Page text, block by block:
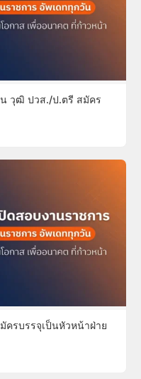
วุฒิ ปวส./ป.ตรี สมัคร
ครบรรจุเป็นหัวหน้าฝ่าย